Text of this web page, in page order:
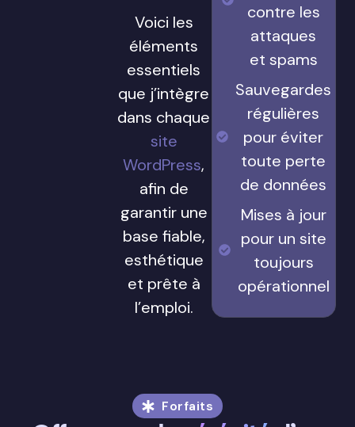
Voici les
éléments
essentiels
que j’intègre
dans chaque
site
WordPress,
afin de
garantir une
base fiable,
esthétique
et prête à
l’emploi.
contre les
attaques
et spams
Sauvegardes
régulières
pour éviter
toute perte
de données
Mises à jour
pour un site
toujours
opérationnel
Forfaits